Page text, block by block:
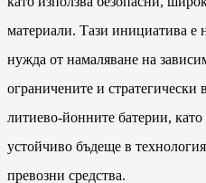
материали. Тази инициатива е
нужда от намаляване на
ограничените и
литиево-йонните батерии,
устойчиво бъдеще в
превозни средства.